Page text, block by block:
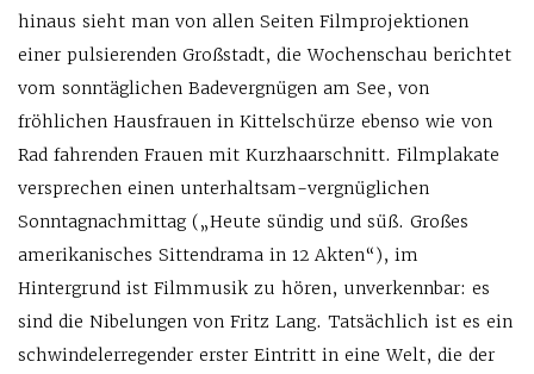
hinaus sieht man von allen Seiten Filmprojektionen
einer pulsierenden Großstadt, die Wochenschau berichtet
vom sonntäglichen Badevergnügen am See, von
fröhlichen Hausfrauen in Kittelschürze ebenso wie von
Rad fahrenden Frauen mit Kurzhaarschnitt. Filmplakate
versprechen einen unterhaltsam-vergnüglichen
Sonntagnachmittag („Heute sündig und süß. Großes
amerikanisches Sittendrama in 12 Akten“), im
Hintergrund ist Filmmusik zu hören, unverkennbar: es
sind die Nibelungen von Fritz Lang. Tatsächlich ist es ein
schwindelerregender erster Eintritt in eine Welt, die der